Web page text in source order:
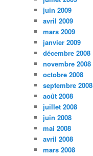
juin 2009
avril 2009
mars 2009
janvier 2009
décembre 2008
novembre 2008
octobre 2008
septembre 2008
août 2008
juillet 2008
juin 2008
mai 2008
avril 2008
mars 2008